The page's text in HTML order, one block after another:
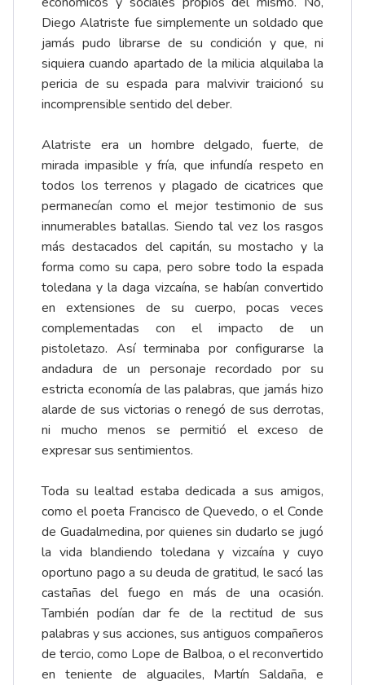
Diego Alatriste fue simplemente un soldado que
jamás pudo librarse de su condición y que, ni
siquiera cuando apartado de la milicia alquilaba la
pericia de su espada para malvivir traicionó su
incomprensible sentido del deber.
Alatriste era un hombre delgado, fuerte, de
mirada impasible y fría, que infundía respeto en
todos los terrenos y plagado de cicatrices que
permanecían como el mejor testimonio de sus
innumerables batallas. Siendo tal vez los rasgos
más destacados del capitán, su mostacho y la
forma como su capa, pero sobre todo la espada
toledana y la daga vizcaína, se habían convertido
en extensiones de su cuerpo, pocas veces
complementadas con el impacto de un
pistoletazo. Así terminaba por configurarse la
andadura de un personaje recordado por su
estricta economía de las palabras, que jamás hizo
alarde de sus victorias o renegó de sus derrotas,
ni mucho menos se permitió el exceso de
expresar sus sentimientos.
Toda su lealtad estaba dedicada a sus amigos,
como el poeta Francisco de Quevedo, o el Conde
de Guadalmedina, por quienes sin dudarlo se jugó
la vida blandiendo toledana y vizcaína y cuyo
oportuno pago a su deuda de gratitud, le sacó las
castañas del fuego en más de una ocasión.
También podían dar fe de la rectitud de sus
palabras y sus acciones, sus antiguos compañeros
de tercio, como Lope de Balboa, o el reconvertido
en teniente de alguaciles, Martín Saldaña, e